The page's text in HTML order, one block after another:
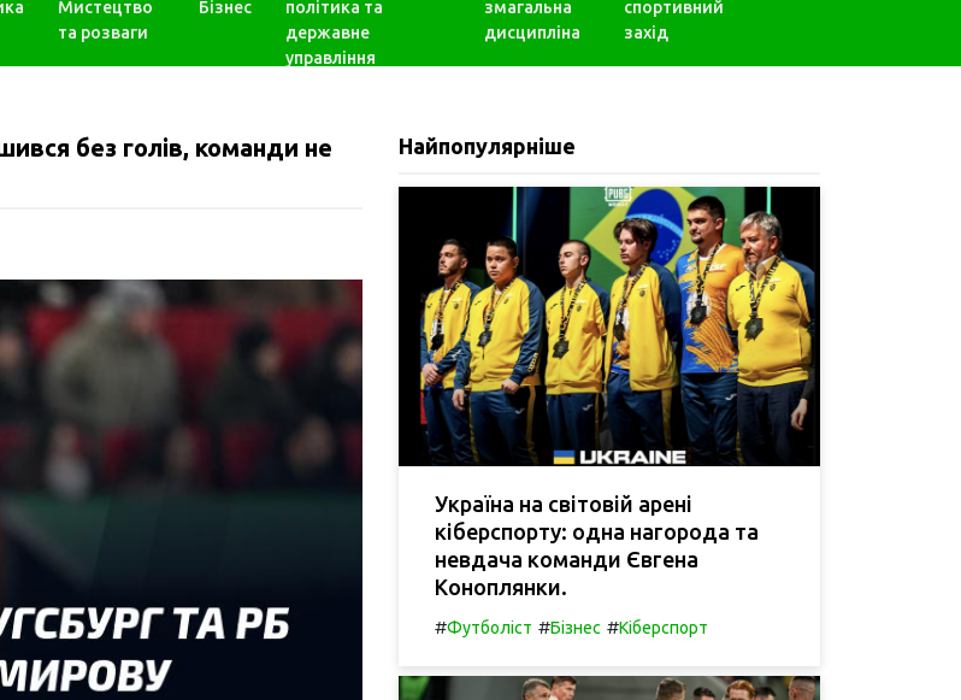
Мистецтво
та розваги
Бізнес
політика та
державне
управління
змагальна
дисципліна
спортивний
захід
без голів, команди не
Найпопулярніше
Україна на світовій арені
кіберспорту: одна нагорода та
невдача команди Євгена
Коноплянки.
#Футболіст #Бізнес #Кіберспорт